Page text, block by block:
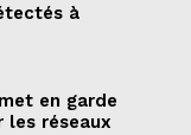
à
en garde
les réseaux